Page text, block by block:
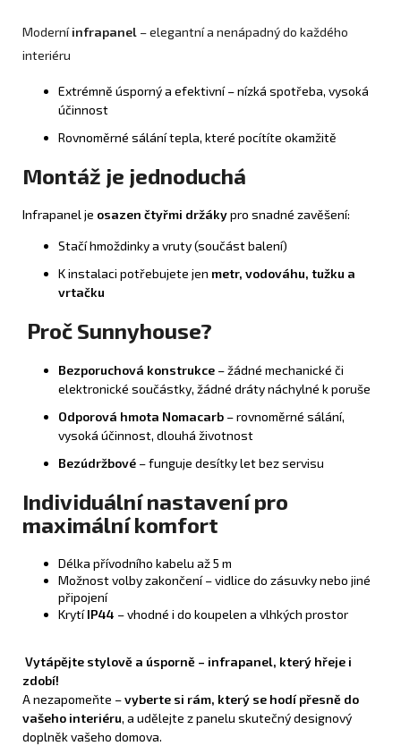
Moderníinfrapanel – elegantní a nenápadný do každého
interiéru
Extrémně úsporný a efektivní – nízká spotřeba, vysoká
účinnost
Rovnoměrné sálání tepla, které pocítíte okamžitě
Montáž je jednoduchá
Infrapanel je osazen čtyřmi držákypro snadné zavěšení:
Stačí hmoždinky a vruty (součást balení)
K instalaci potřebujete jen metr, vodováhu, tužku a
vrtačku
Proč Sunnyhouse?
Bezporuchová konstrukce – žádné mechanické či
elektronické součástky, žádné dráty náchylné k poruše
Odporová hmota Nomacarb – rovnoměrné sálání,
vysoká účinnost, dlouhá životnost
Bezúdržbové – funguje desítky let bez servisu
Individuální nastavení pro
maximální komfort
Délka přívodního kabelu až 5 m
Možnost volby zakončení – vidlice do zásuvky nebo jiné
připojení
KrytíIP44 – vhodné i do koupelen a vlhkých prostor
Vytápějte stylově a úsporně – infrapanel, který hřeje i
zdobí!
A nezapomeňte –vyberte si rám, který se hodí přesně do
vašeho interiéru, a udělejte z panelu skutečný designový
doplněk vašeho domova.